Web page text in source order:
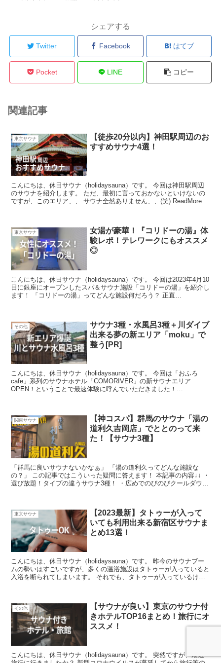
シェアする
Twitter Facebook はてブ
Pocket LINE コピー
関連記事
東京サウナ
【徒歩20分以内】神田駅周辺のお
すすめサウナ4選！
こんにちは、休日サウナ（holidaysauna）です。 今回は神田駅周辺
のサウナを紹介します。 ただ、最初に言っておかないといけないの
ですが、このエリア、、 サウナ全然ありません、、(笑) ReadMore...
東京サウナ
女湯が豪華！『コリドーの湯』体
験レポ！テレワークにもオススメ
◎
こんにちは、休日サウナ（holidaysauna）です。 今回は2023年4月10
日に銀座にオープンしたスパ＆サウナ施設「コリドーの湯」を紹介し
ます！ 「コリドーの湯」ってどんな施設何だろう？ 正直
その他
サウナ3種・水風呂3種＋川ダイブ
出来る夢の新エリア「moku」で
整う[PR]
こんにちは、休日サウナ（holidaysauna）です。 今回は「おふろ
cafe」系列のサウナホテル「COMORIVER」の新サウナエリア
OPEN！ということで最速体験に呼んでいただきました！
関東サウナ
【神コスパ】群馬のサウナ「湯の
道利久吉岡店」でととのって来
た！【サウナ3種】
「群馬に良いサウナないかなぁ」 「湯の道利久ってどんな施設な
の？」 この記事ではこういった疑問に答えます！ 本記事の内容↓↓ ・
選び放題！タイプの違うサウナ3種！ ・広めでのびのびクールダウ
東京サウナ
【2023最新】タトゥーが入って
いても利用出来る新宿区サウナま
とめ13選！
こんにちは、休日サウナ（holidaysauna）です。 昨今のサウナブー
ムの勢いはすごいですが、多くの温浴施設はタトゥーが入っていると
入浴を断られてしまいます。 それでも、タトゥーが入っているけど
その他
【サウナが良い】東京のサウナ付
きホテルTOP16まとめ！旅行にオ
ススメ！
こんにちは、休日サウナ（holidaysauna）です。 突然ですが、最近